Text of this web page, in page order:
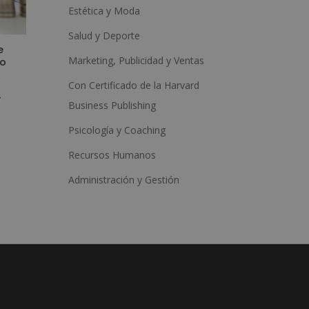
Estética y Moda
Salud y Deporte
Marketing, Publicidad y Ventas
Con Certificado de la Harvard
Business Publishing
Psicología y Coaching
Recursos Humanos
Administración y Gestión